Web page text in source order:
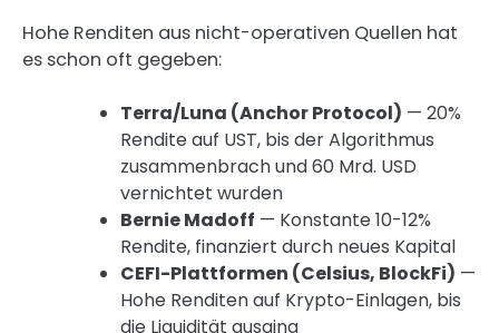
Hohe Renditen aus nicht-operativen Quellen hat
es schon oft gegeben:
Terra/Luna (Anchor Protocol) — 20%
Rendite auf UST, bis der Algorithmus
zusammenbrach und 60 Mrd. USD
vernichtet wurden
Bernie Madoff — Konstante 10-12%
Rendite, finanziert durch neues Kapital
CEFI-Plattformen (Celsius, BlockFi) —
Hohe Renditen auf Krypto-Einlagen, bis
die Liquidität ausging